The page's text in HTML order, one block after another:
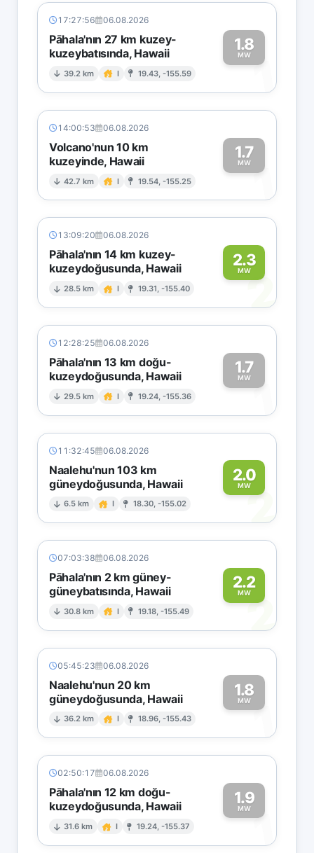
17:27:56 06.08.2026
Pāhala'nın 27 km kuzey-
kuzeybatısında, Hawaii
39.2 km I 19.43, -155.59
1.8
MW1
14:00:53 06.08.2026
Volcano'nun 10 km
kuzeyinde, Hawaii
42.7 km I 19.54, -155.25
1.7
MW1
13:09:20 06.08.2026
Pāhala'nın 14 km kuzey-
kuzeydoğusunda, Hawaii
28.5 km I 19.31, -155.40
2.3
MW2
12:28:25 06.08.2026
Pāhala'nın 13 km doğu-
kuzeydoğusunda, Hawaii
29.5 km I 19.24, -155.36
1.7
MW1
11:32:45 06.08.2026
Naalehu'nun 103 km
güneydoğusunda, Hawaii
6.5 km I 18.30, -155.02
2.0
MW2
07:03:38 06.08.2026
Pāhala'nın 2 km güney-
güneybatısında, Hawaii
30.8 km I 19.18, -155.49
2.2
MW
2
05:45:23 06.08.2026
Naalehu'nun 20 km
güneydoğusunda, Hawaii
36.2 km I 18.96, -155.43
1.8
MW1
02:50:17 06.08.2026
Pāhala'nın 12 km doğu-
kuzeydoğusunda, Hawaii
31.6 km I 19.24, -155.37
1.9
MW1